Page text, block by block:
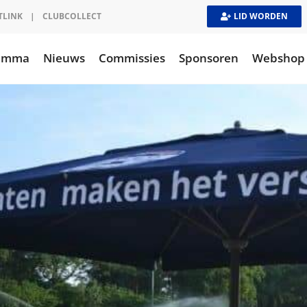
| CLUBCOLLECT LID WORDEN
Nieuws Commissies Sponsoren Webshop